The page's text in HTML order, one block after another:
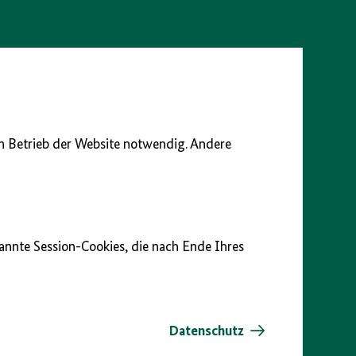
Betrieb der Website notwendig. Andere
Session-Cookies, die nach Ende Ihres
Datenschutz